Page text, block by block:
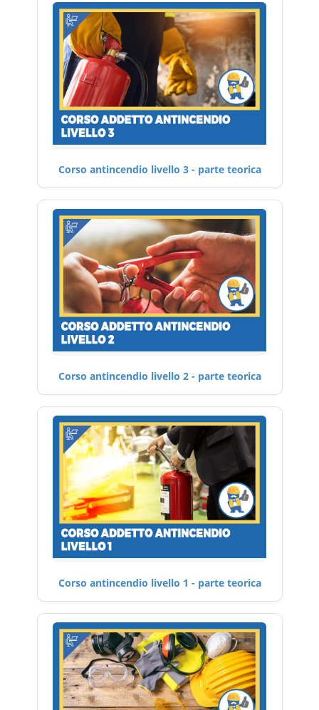
Corso antincendio livello 3 - parte teorica
Corso antincendio livello 2 - parte teorica
Corso antincendio livello 1 - parte teorica